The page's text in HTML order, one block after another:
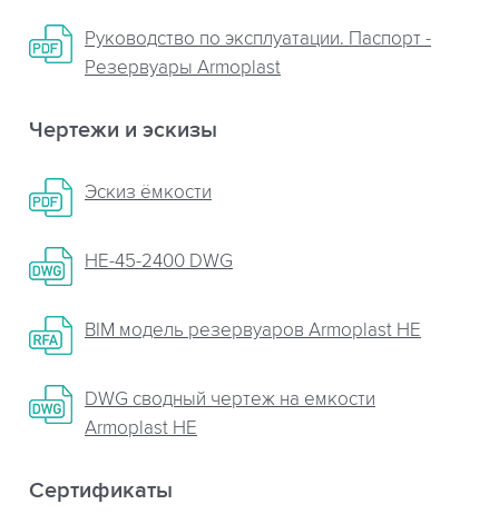
Руководство по эксплуатации. Паспорт -
Резервуары Armoplast
Чертежи и эскизы
Эскиз ёмкости
НЕ-45-2400 DWG
BIM модель резервуаров Armoplast HE
DWG сводный чертеж на емкости
Armoplast HE
Сертификаты